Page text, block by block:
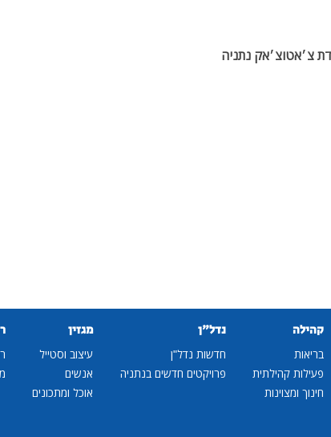
צ׳אטוצ׳אק נתניה
קהילה
בריאות
פעילות קהילתית
חינוך ומצוינות
נדל"ן
חדשות נדל"ן
פרויקטים חדשים בנתניה
מגזין
עיצוב וסטייל
אנשים
אוכל ומתכונים